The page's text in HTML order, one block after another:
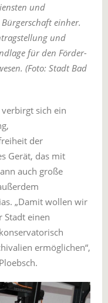
und
einher.
und
für den Förder-
(Foto: Stadt Bad
sich ein
der
Gerät, das mit
auch große
„Damit wollen wir
Stadt einen
ermöglichen“,